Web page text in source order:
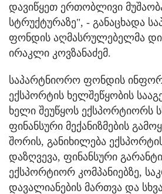
დავიწყეთ ერთობლივი
სტრუქტურაზე", - განაცხადა
ფონდის აღმასრულებელმა
ირაკლი კოვზანაძემ.
საპარტნიორო ფონდის
ექსპორტის ხელშეწყობის
ხელი შეუწყოს ექსპორტიორს
ფინანსური მექანიზმების
შორის, განიხილება
დაზღვევა, ფინანსური
ექსპორტიორ კომპანიებზე,
დავალიანების მართვა და